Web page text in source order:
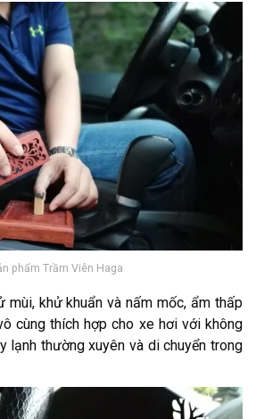
phẩm Trầm Viên Haga
khử khuẩn và nấm mốc, ẩm thấp
cùng thích hợp cho xe hơi với không
lạnh thường xuyên và di chuyển trong